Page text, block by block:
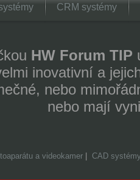
CRM systémy
HW Forum TIP
inovativní a
nebo
nebo mají
a videokamer CAD